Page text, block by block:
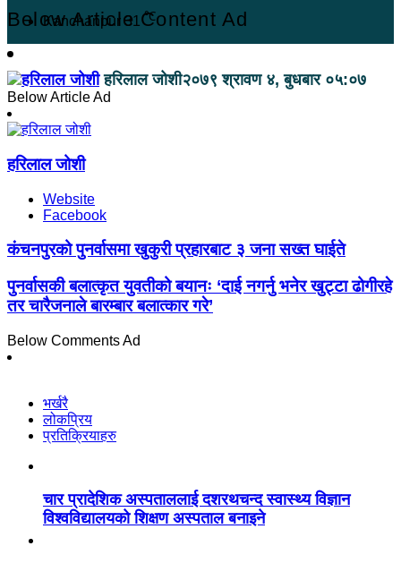
Kanchanpur 31℃
Below Article Content Ad
हरिलाल जोशी२०७९ श्रावण ४, बुधबार ०५:०७
Below Article Ad
हरिलाल जोशी
Website
Facebook
कंचनपुरको पुनर्वासमा खुकुरी प्रहारबाट ३ जना सख्त घाईते
पुनर्वासकी बलात्कृत युवतीको बयानः ‘दाई नगर्नु भनेर खुट्टा ढोगीरहे
तर चारैजनाले बारम्बार बलात्कार गरे’
Below Comments Ad
भर्खरै
लोकप्रिय
प्रतिक्रियाहरु
चार प्रादेशिक अस्पताललाई दशरथचन्द स्वास्थ्य विज्ञान
विश्वविद्यालयको शिक्षण अस्पताल बनाइने